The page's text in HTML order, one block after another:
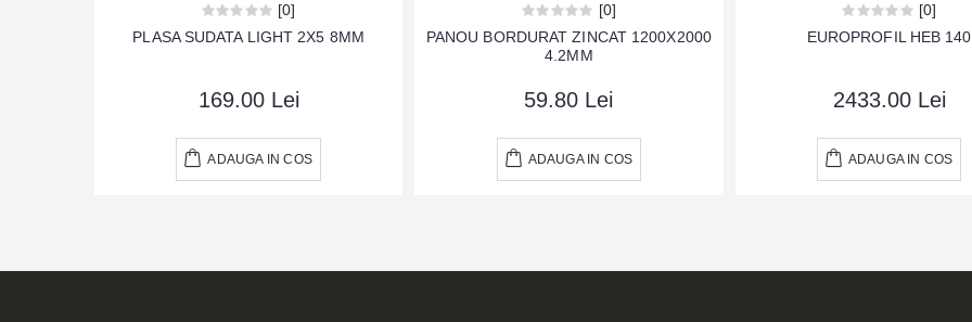
[0]
PLASA SUDATA LIGHT 2X5 8MM
169.00 Lei
ADAUGA IN COS
[0]
PANOU BORDURAT ZINCAT 1200X2000
4.2MM
59.80 Lei
ADAUGA IN COS
[0]
EUROPROFIL HEB 140
2433.00 Lei
ADAUGA IN COS